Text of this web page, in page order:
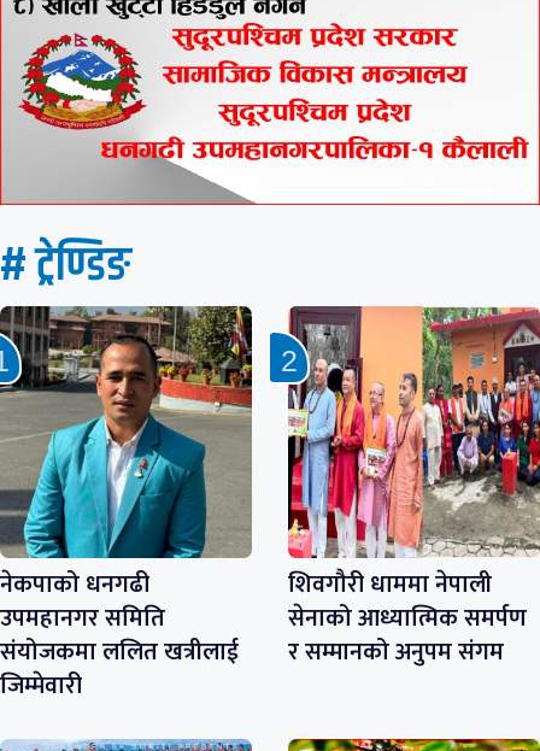
# ट्रेण्डिङ
नेकपाको धनगढी
उपमहानगर समिति
संयोजकमा ललित खत्रीलाई
जिम्मेवारी
शिवगौरी धाममा नेपाली
सेनाको आध्यात्मिक समर्पण
र सम्मानको अनुपम संगम